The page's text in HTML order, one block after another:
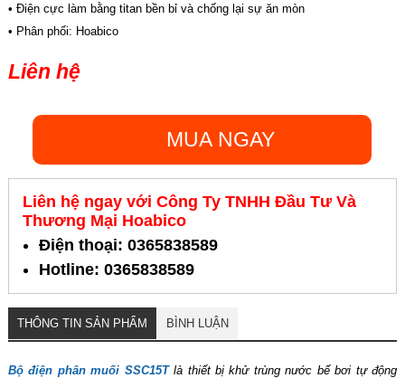
• Điện cực làm bằng titan bền bỉ và chống lại sự ăn mòn
• Phân phối: Hoabico
Liên hệ
MUA NGAY
Liên hệ ngay với Công Ty TNHH Đầu Tư Và
Thương Mại Hoabico
Điện thoại: 0365838589
Hotline: 0365838589
THÔNG TIN SẢN PHẨM BÌNH LUẬN
Bộ điện phân muối SSC15Tlà thiết bị khử trùng nước bể bơi tự động